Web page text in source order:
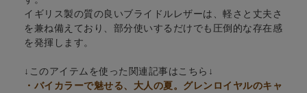
イギリス製の質の良いブライドルレザーは、軽さと丈夫さ
を兼ね備えており、部分使いするだけでも圧倒的な存在感
を発揮します。
↓このアイテムを使った関連記事はこちら↓
・バイカラーで魅せる、大人の夏。グレンロイヤルのキャ